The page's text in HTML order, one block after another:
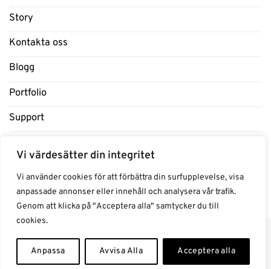
Vi värdesätter din integritet
Vi använder cookies för att förbättra din surfupplevelse, visa
anpassade annonser eller innehåll och analysera vår trafik.
Genom att klicka på "Acceptera alla" samtycker du till
cookies.
Anpassa Avvisa Alla Acceptera alla
Story
Kontakta oss
Blogg
Portfolio
Support